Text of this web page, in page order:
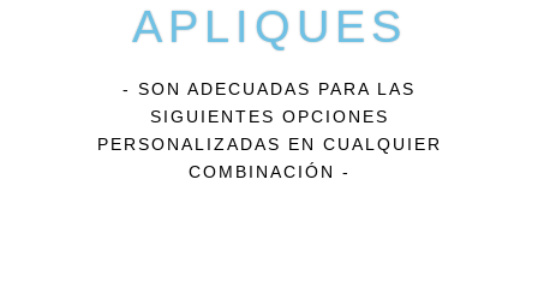
APLIQUES
- SON ADECUADAS PARA LAS
SIGUIENTES OPCIONES
PERSONALIZADAS EN CUALQUIER
COMBINACIÓN -